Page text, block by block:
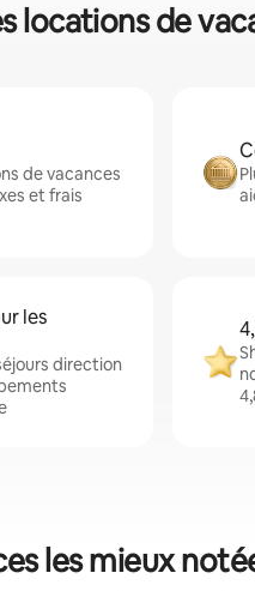
locations de
de vacances
et frais
les
direction
les mieux